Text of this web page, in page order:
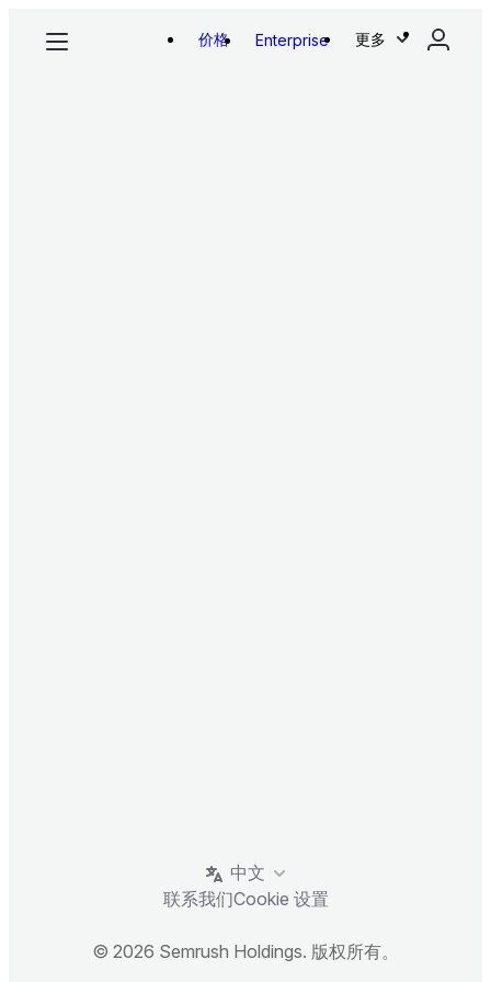
价格 Enterprise 更多
中文
联系我们Cookie 设置
© 2026 Semrush Holdings. 版权所有。